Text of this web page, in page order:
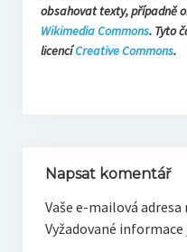
obsahovat texty, případně
Wikimedia Commons. Tyto
licencíCreative Commons.
Napsat komentář
Vaše e-mailová adresa
Vyžadované